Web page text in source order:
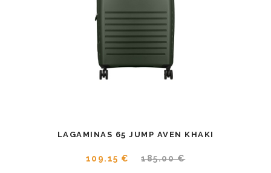
LAGAMINAS 65 JUMP AVEN KHAKI
109.15 € 185.00 €